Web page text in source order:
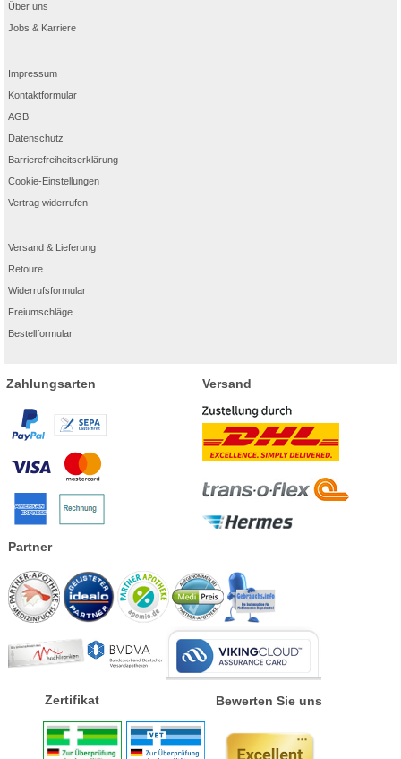
Über uns
Jobs & Karriere
Impressum
Kontaktformular
AGB
Datenschutz
Barrierefreiheitserklärung
Cookie-Einstellungen
Vertrag widerrufen
Versand & Lieferung
Retoure
Widerrufsformular
Freiumschläge
Bestellformular
Zahlungsarten Versand
Partner
Zertifikat Bewerten Sie uns